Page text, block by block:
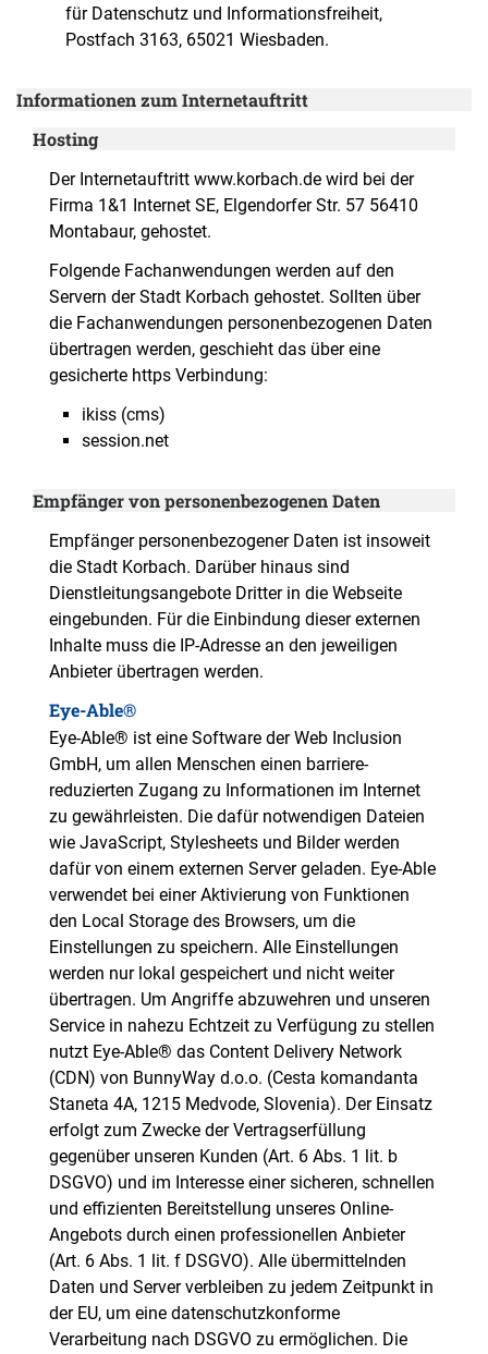
für Datenschutz und Informationsfreiheit,
Postfach 3163, 65021 Wiesbaden.
Informationen zum Internetauftritt
Hosting
Der Internetauftritt www.korbach.de wird bei der
Firma 1&1 Internet SE, Elgendorfer Str. 57 56410
Montabaur, gehostet.
Folgende Fachanwendungen werden auf den
Servern der Stadt Korbach gehostet. Sollten über
die Fachanwendungen personenbezogenen Daten
übertragen werden, geschieht das über eine
gesicherte https Verbindung:
ikiss (cms)
session.net
Empfänger von personenbezogenen Daten
Empfänger personenbezogener Daten ist insoweit
die Stadt Korbach. Darüber hinaus sind
Dienstleitungsangebote Dritter in die Webseite
eingebunden. Für die Einbindung dieser externen
Inhalte muss die IP-Adresse an den jeweiligen
Anbieter übertragen werden.
Eye-Able®
Eye-Able® ist eine Software der Web Inclusion
GmbH, um allen Menschen einen barriere-
reduzierten Zugang zu Informationen im Internet
zu gewährleisten. Die dafür notwendigen Dateien
wie JavaScript, Stylesheets und Bilder werden
dafür von einem externen Server geladen. Eye-Able
verwendet bei einer Aktivierung von Funktionen
den Local Storage des Browsers, um die
Einstellungen zu speichern. Alle Einstellungen
werden nur lokal gespeichert und nicht weiter
übertragen. Um Angriffe abzuwehren und unseren
Service in nahezu Echtzeit zu Verfügung zu stellen
nutzt Eye-Able® das Content Delivery Network
(CDN) von BunnyWay d.o.o. (Cesta komandanta
Staneta 4A, 1215 Medvode, Slovenia). Der Einsatz
erfolgt zum Zwecke der Vertragserfüllung
gegenüber unseren Kunden (Art. 6 Abs. 1 lit. b
DSGVO) und im Interesse einer sicheren, schnellen
und effizienten Bereitstellung unseres Online-
Angebots durch einen professionellen Anbieter
(Art. 6 Abs. 1 lit. f DSGVO). Alle übermittelnden
Daten und Server verbleiben zu jedem Zeitpunkt in
der EU, um eine datenschutzkonforme
Verarbeitung nach DSGVO zu ermöglichen. Die